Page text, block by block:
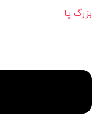
بزرگ پا